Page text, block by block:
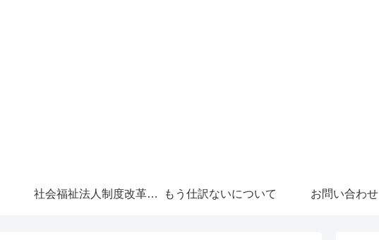
社会福祉法人制度改革に もう仕訳ないについて お問い合わせ